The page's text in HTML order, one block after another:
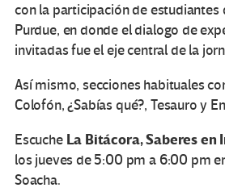
con la participación de estudiantes
Purdue, en donde el dialogo de
invitadas fue el eje central de la
Así mismo, secciones habituales
Colofón, ¿Sabías qué?, Tesauro y
Escuche La Bitácora, Saberes en
los jueves de 5:00 pm a 6:00 pm
Soacha.